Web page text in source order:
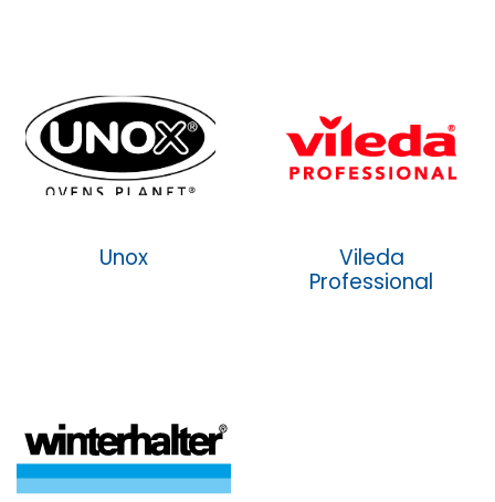
Unox
Vileda
Professional